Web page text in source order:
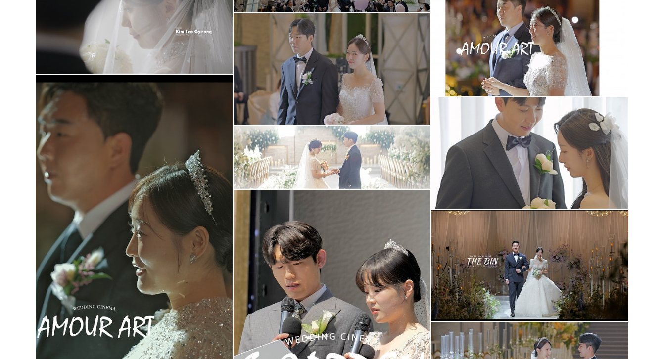
메리다웨딩컨벤션
아모르아트웨딩컨벤션 본식영상
아모르아트 아모르홀
아모르아트웨딩컨벤션 대표2인촬영(프리미엄추가상품)
아르떼웨딩홀
셀레나하우스웨딩홀
더빈웨딩컨벤션 가드니아홀(대표촬영)